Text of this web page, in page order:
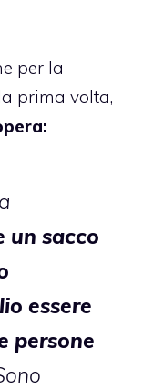
per la
prima volta,
un sacco
essere
persone